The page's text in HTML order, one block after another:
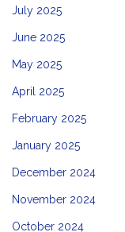
July 2025
June 2025
May 2025
April 2025
February 2025
January 2025
December 2024
November 2024
October 2024